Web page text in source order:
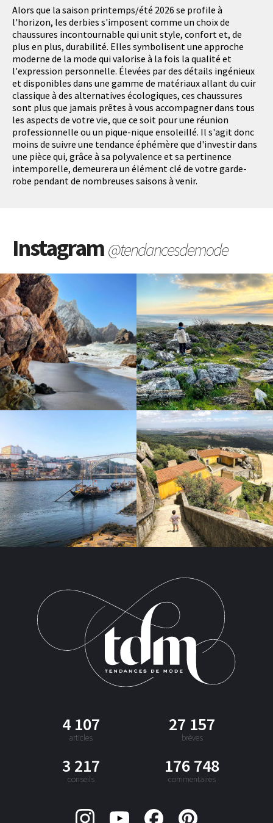
Alors que la saison printemps/été 2026 se profile à
l'horizon, les derbies s'imposent comme un choix de
chaussures incontournable qui unit style, confort et, de
plus en plus, durabilité. Elles symbolisent une approche
moderne de la mode qui valorise à la fois la qualité et
l'expression personnelle. Élevées par des détails ingénieux
et disponibles dans une gamme de matériaux allant du cuir
classique à des alternatives écologiques, ces chaussures
sont plus que jamais prêtes à vous accompagner dans tous
les aspects de votre vie, que ce soit pour une réunion
professionnelle ou un pique-nique ensoleillé. Il s'agit donc
moins de suivre une tendance éphémère que d'investir dans
une pièce qui, grâce à sa polyvalence et sa pertinence
intemporelle, demeurera un élément clé de votre garde-
robe pendant de nombreuses saisons à venir.
Instagram@tendancesdemode
4 107
articles
27 157
brèves
3 217
conseils
176 748
commentaires